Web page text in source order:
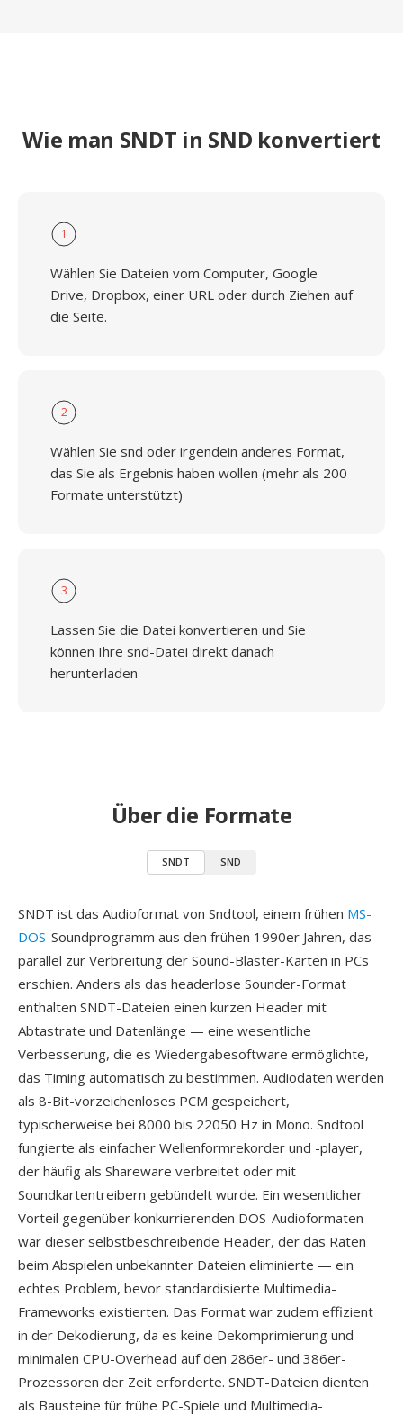
Wie man SNDT in SND konvertiert
1
Wählen Sie Dateien vom Computer, Google
Drive, Dropbox, einer URL oder durch Ziehen auf
die Seite.
2
Wählen Sie snd oder irgendein anderes Format,
das Sie als Ergebnis haben wollen (mehr als 200
Formate unterstützt)
3
Lassen Sie die Datei konvertieren und Sie
können Ihre snd-Datei direkt danach
herunterladen
Über die Formate
SNDT SND
SNDT ist das Audioformat von Sndtool, einem frühen MS-
DOS-Soundprogramm aus den frühen 1990er Jahren, das
parallel zur Verbreitung der Sound-Blaster-Karten in PCs
erschien. Anders als das headerlose Sounder-Format
enthalten SNDT-Dateien einen kurzen Header mit
Abtastrate und Datenlänge — eine wesentliche
Verbesserung, die es Wiedergabesoftware ermöglichte,
das Timing automatisch zu bestimmen. Audiodaten werden
als 8-Bit-vorzeichenloses PCM gespeichert,
typischerweise bei 8000 bis 22050 Hz in Mono. Sndtool
fungierte als einfacher Wellenformrekorder und -player,
der häufig als Shareware verbreitet oder mit
Soundkartentreibern gebündelt wurde. Ein wesentlicher
Vorteil gegenüber konkurrierenden DOS-Audioformaten
war dieser selbstbeschreibende Header, der das Raten
beim Abspielen unbekannter Dateien eliminierte — ein
echtes Problem, bevor standardisierte Multimedia-
Frameworks existierten. Das Format war zudem effizient
in der Dekodierung, da es keine Dekomprimierung und
minimalen CPU-Overhead auf den 286er- und 386er-
Prozessoren der Zeit erforderte. SNDT-Dateien dienten
als Bausteine für frühe PC-Spiele und Multimedia-